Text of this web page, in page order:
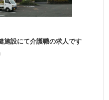
施設にて介護職の求人です